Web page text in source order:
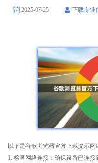
2025-07-25 下载专业
以下是谷歌浏览器官方下载提示网
1. 检查网络连接：确保设备已连